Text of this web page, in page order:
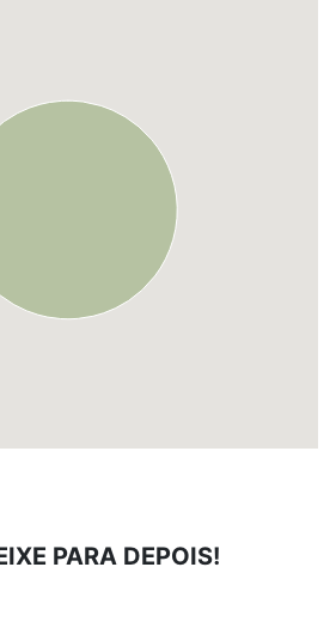
PARA DEPOIS!